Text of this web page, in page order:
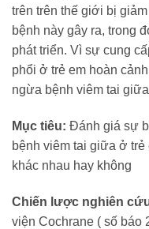
trên trên thế giới bị
bệnh này gây ra, trong
phát triển. Vì sự cung
phổi ở trẻ em hoàn
ngừa bệnh viêm tai
Mục tiêu: Đánh giá sự
bệnh viêm tai giữa ở
khác nhau hay không
Chiến lược nghiên
viện Cochrane ( số báo